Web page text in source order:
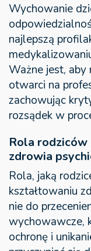
Wychowanie
najlepszą
Ważne jest, aby
otwarci na
zachowując
rozsądek w
Rola rodziców
zdrowia
Rola, jaką
kształtowaniu
nie do
wychowawcze,
ochronę i